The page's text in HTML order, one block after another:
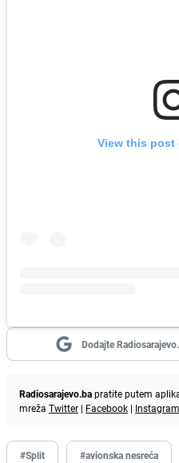
View this post
Dodajte
Radiosarajevo.bapratite putem
mreža Twitter | Facebook | Instagram
#Split #avionska nesreća